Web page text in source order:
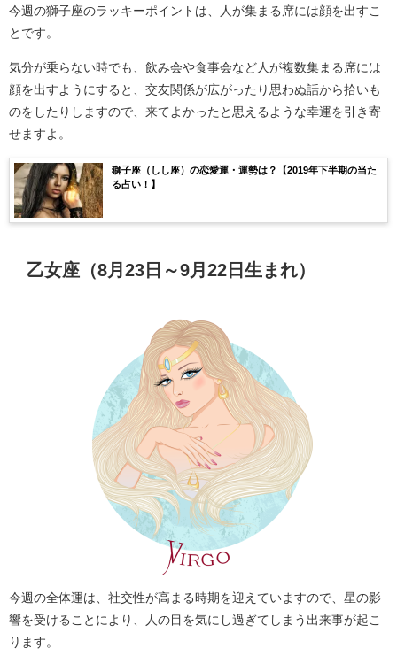
今週の獅子座のラッキーポイントは、人が集まる席には顔を出すこ
とです。
気分が乗らない時でも、飲み会や食事会など人が複数集まる席には
顔を出すようにすると、交友関係が広がったり思わぬ話から拾いも
のをしたりしますので、来てよかったと思えるような幸運を引き寄
せますよ。
獅子座（しし座）の恋愛運・運勢は？【2019年下半期の当た
る占い！】
乙女座（8月23日～9月22日生まれ）
今週の全体運は、社交性が高まる時期を迎えていますので、星の影
響を受けることにより、人の目を気にし過ぎてしまう出来事が起こ
ります。